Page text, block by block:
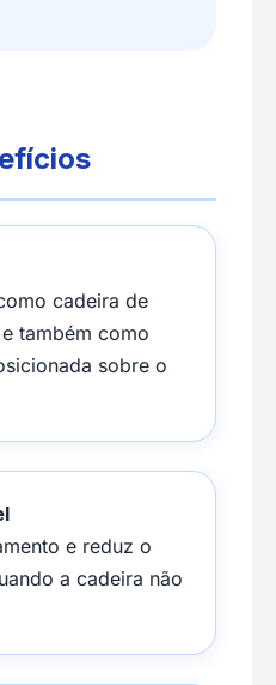
cadeira de
também como
sobre o
e reduz o
a cadeira não